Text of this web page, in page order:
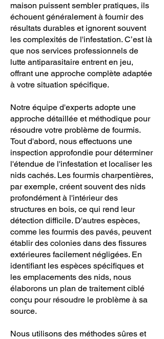
maison puissent sembler pratiques, ils
échouent généralement à fournir des
résultats durables et ignorent souvent
les complexités de l'infestation. C’est là
que nos services professionnels de
lutte antiparasitaire entrent en jeu,
offrant une approche complète adaptée
à votre situation spécifique.
Notre équipe d'experts adopte une
approche détaillée et méthodique pour
résoudre votre problème de fourmis.
Tout d'abord, nous effectuons une
inspection approfondie pour déterminer
l'étendue de l'infestation et localiser les
nids cachés. Les fourmis charpentières,
par exemple, créent souvent des nids
profondément à l'intérieur des
structures en bois, ce qui rend leur
détection difficile. D'autres espèces,
comme les fourmis des pavés, peuvent
établir des colonies dans des fissures
extérieures facilement négligées. En
identifiant les espèces spécifiques et
les emplacements des nids, nous
élaborons un plan de traitement ciblé
conçu pour résoudre le problème à sa
source.
Nous utilisons des méthodes sûres et